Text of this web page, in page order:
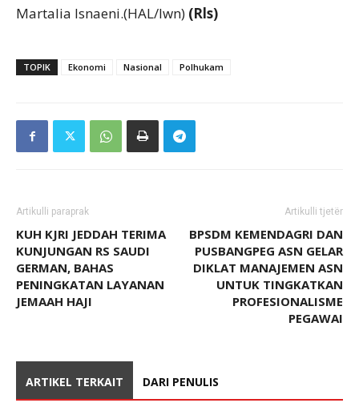
Martalia Isnaeni.(HAL/Iwn) (Rls)
TOPIK Ekonomi Nasional Polhukam
Artikulli paraprak
KUH KJRI JEDDAH TERIMA
KUNJUNGAN RS SAUDI
GERMAN, BAHAS
PENINGKATAN LAYANAN
JEMAAH HAJI
Artikulli tjetër
BPSDM KEMENDAGRI DAN
PUSBANGPEG ASN GELAR
DIKLAT MANAJEMEN ASN
UNTUK TINGKATKAN
PROFESIONALISME
PEGAWAI
ARTIKEL TERKAIT DARI PENULIS